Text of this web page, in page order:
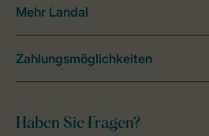
Haben Sie Fragen?
Mehr Landal
Zahlungsmöglichkeiten